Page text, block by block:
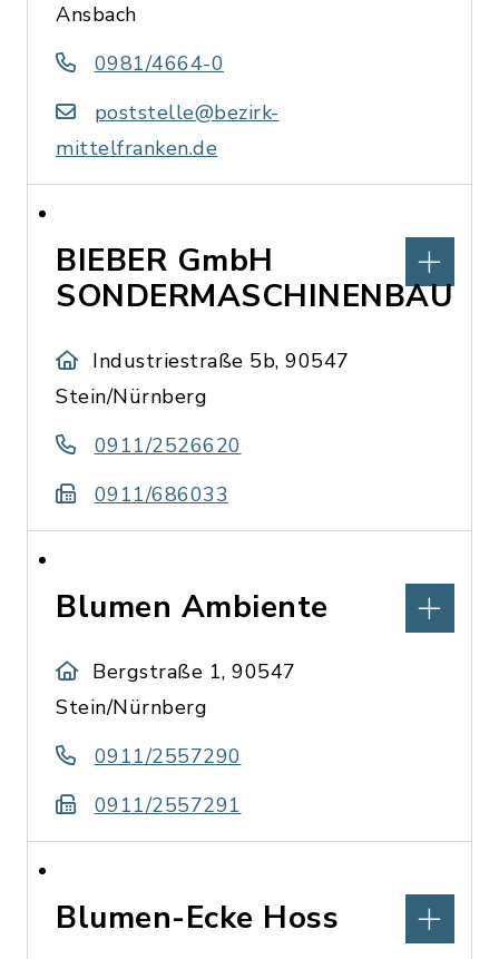
Ansbach
0981/4664-0
poststelle@bezirk-
mittelfranken.de
BIEBER GmbH
SONDERMASCHINENBAU
Industriestraße 5b, 90547
Stein/Nürnberg
0911/2526620
0911/686033
Blumen Ambiente
Bergstraße 1, 90547
Stein/Nürnberg
0911/2557290
0911/2557291
Blumen-Ecke Hoss